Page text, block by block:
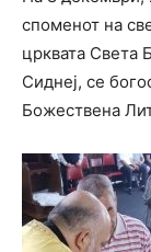
споменот на
црквата Света
Сиднеј, се
Божествена